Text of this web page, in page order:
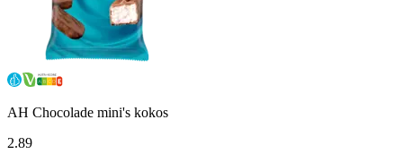
AH Chocolade mini's kokos
2.89